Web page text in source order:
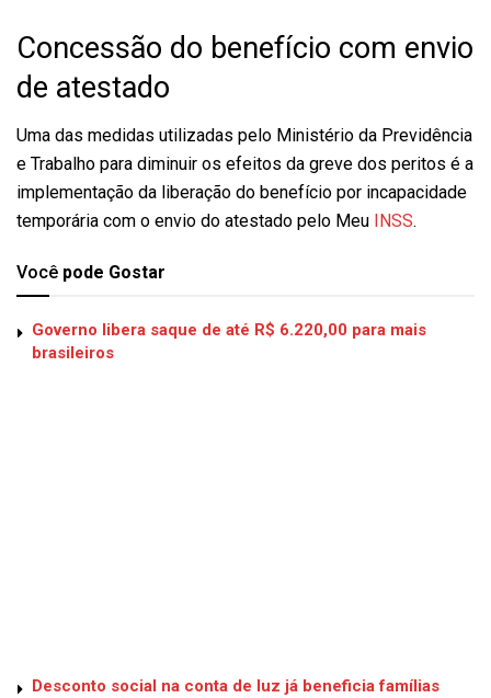
Concessão do benefício com envio
de atestado
Uma das medidas utilizadas pelo Ministério da Previdência
e Trabalho para diminuir os efeitos da greve dos peritos é a
implementação da liberação do benefício por incapacidade
temporária com o envio do atestado pelo Meu
INSS.
Você pode Gostar
Governo libera saque de até R$ 6.220,00 para mais
brasileiros
Desconto social na conta de luz já beneficia famílias